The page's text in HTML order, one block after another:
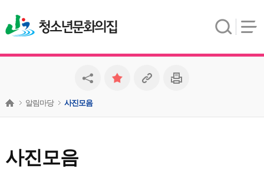
청소년문화의집
사진모음
알림마당 사진모음